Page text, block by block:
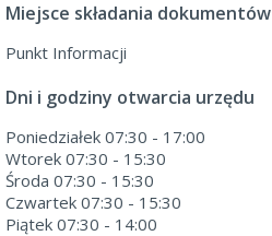
Miejsce składania dokumentów
Punkt Informacji
Dni i godziny otwarcia urzędu
Poniedziałek 07:30 - 17:00
Wtorek 07:30 - 15:30
Środa 07:30 - 15:30
Czwartek 07:30 - 15:30
Piątek 07:30 - 14:00